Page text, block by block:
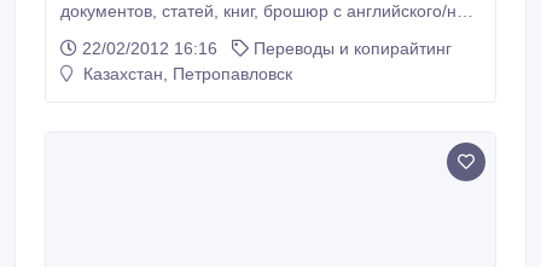
документов, статей, книг, брошюр с английского/на
Качественно, аккуратно, в срок..
22/02/2012 16:16
Переводы и копирайтинг
Казахстан, Петропавловск